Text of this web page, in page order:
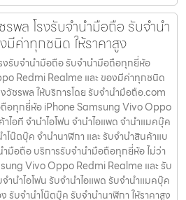
พล โรงรับจำนำมือถือ รับจำนำ
ค่าทุกชนิด ให้ราคาสูง
รับจำนำมือถือ รับจำนำมือถือทุกยี่ห้อ
Redmi Realme และ ของมีค่าทุกชนิด
วัชรพล ให้บริการโดย รับจํานํามือถือ.com
อทุกยี่ห้อ iPhone Samsung Vivo Oppo
อที จำนำไอโฟน จำนำไอแพด จำนำแมคบุ๊ค
โน๊ตบุ๊ค จำนำนาฬิกา และ รับจำนำสินค้าแบ
ำมือถือ บริการรับจำนำมือถือทุกยี่ห้อ ไม่ว่า
Vivo Oppo Redmi Realme และ รับ
ำนำไอโฟน รับจำนำไอแพด รับจำนำแมคบุ๊ค
รับจำนำโน๊ตบุ๊ค รับจำนำนาฬิกา ให้ราคาสูง